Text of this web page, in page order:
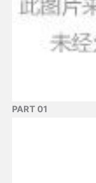
PART 01